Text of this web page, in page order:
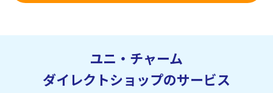
ユニ・チャーム
ダイレクトショップのサービス